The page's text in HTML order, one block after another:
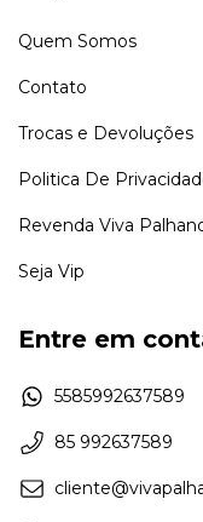
Quem Somos
Contato
Trocas e Devoluções
Politica De
Revenda Viva
Seja Vip
Entre em
5585992637589
85 992637589